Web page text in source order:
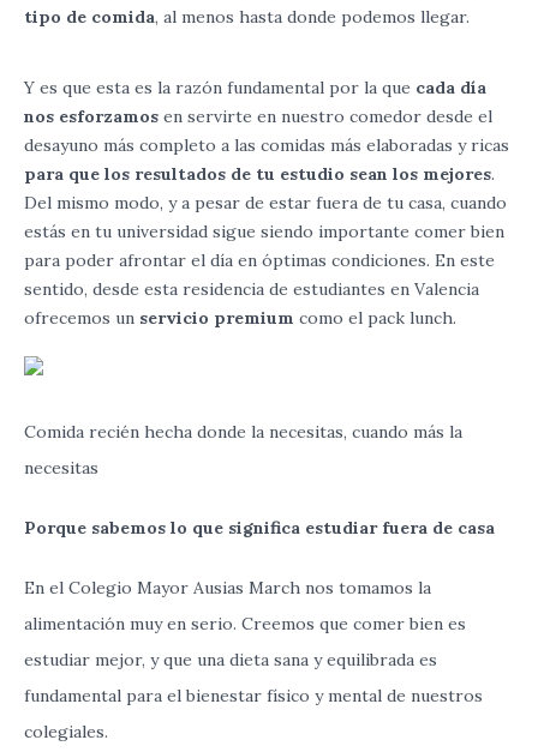
tipo de comida, al menos hasta donde podemos llegar.
Y es que esta es la razón fundamental por la que cada día
nos esforzamos en servirte en nuestro comedor desde el
desayuno más completo a las comidas más elaboradas y ricas
para que los resultados de tu estudio sean los mejores.
Del mismo modo, y a pesar de estar fuera de tu casa, cuando
estás en tu universidad sigue siendo importante comer bien
para poder afrontar el día en óptimas condiciones. En este
sentido, desde esta residencia de estudiantes en Valencia
ofrecemos un servicio premium como el pack lunch.
Comida recién hecha donde la necesitas, cuando más la
necesitas
Porque sabemos lo que significa estudiar fuera de casa
En el Colegio Mayor Ausias March nos tomamos la
alimentación muyen serio. Creemos que comerbien es
estudiar mejor, yque una dieta sana yequilibrada es
fundamental para elbienestar físico ymental de nuestros
colegiales.